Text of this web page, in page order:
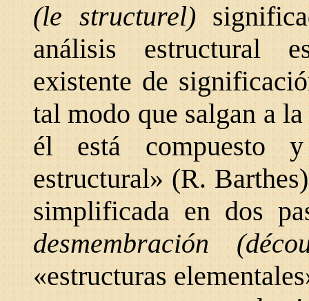
(le structurel)
análisis estructural
existente de
tal modo que salgan a
él está compuesto
estructural» (R.
simplificada en dos
desmembración
«estructuras